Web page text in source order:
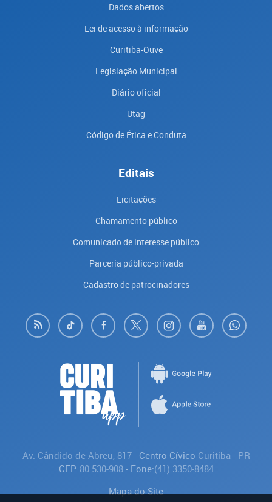
Dados abertos
Lei de acesso à informação
Curitiba-Ouve
Legislação Municipal
Diário oficial
Utag
Código de Ética e Conduta
Editais
Licitações
Chamamento público
Comunicado de interesse público
Parceria público-privada
Cadastro de patrocinadores
Av. Cândido de Abreu, 817- Centro Cívico Curitiba - PR
CEP: 80.530-908- Fone:(41) 3350-8484
Mapa do Site